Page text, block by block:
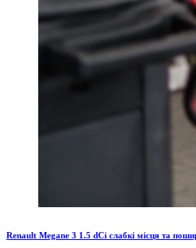
Renault Megane 3 1.5 dCi слабкі місця та